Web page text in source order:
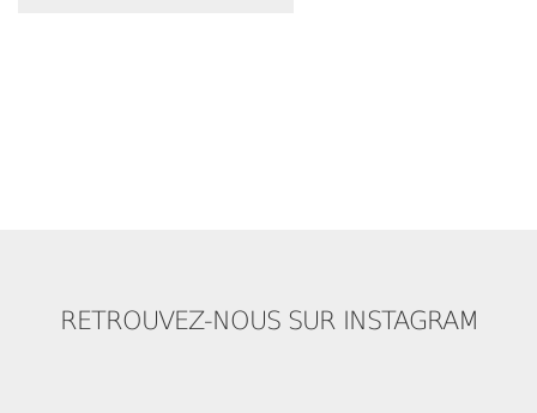
RETROUVEZ-NOUS SUR INSTAGRAM